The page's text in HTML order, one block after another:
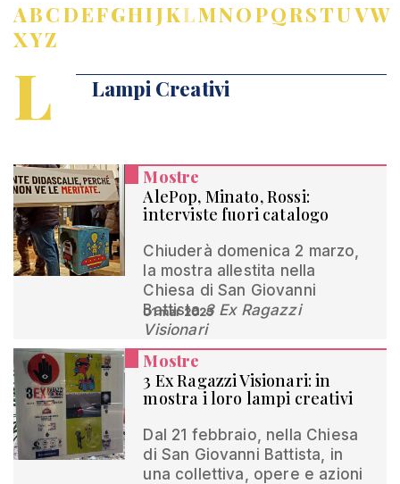
ABCDEFGHIJKLMNOPQRSTUVW
XYZ
L Lampi Creativi
Mostre
AlePop, Minato, Rossi:
interviste fuori catalogo
Chiuderà domenica 2 marzo,
la mostra allestita nella
Chiesa di San Giovanni
Battista3 Ex Ragazzi
Visionari
01 mar 2025
Mostre
3 Ex Ragazzi Visionari: in
mostra i loro lampi creativi
Dal 21 febbraio, nella Chiesa
di San Giovanni Battista, in
una collettiva, opere e azioni